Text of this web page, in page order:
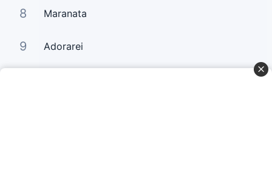
8 Maranata
9 Adorarei